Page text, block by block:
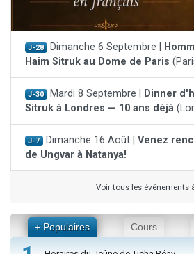
J-28 Dimanche 6 Septembre |
Haim Sitruk au Dome de Paris
J-30 Mardi 8 Septembre |
Dinner
Sitruk à Londres — 10 ans déjà
J-7 Dimanche 16 Août | Venez
de Ungvar à Natanya!
Voir tous les événements
+ Populaires Cours